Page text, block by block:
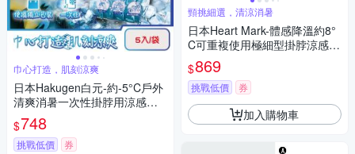
巾心打造，肌刻涼爽
日本Hakugen白元-約-5°C戶外
清爽消暑一次性掛脖用涼感濕
巾5入/藍袋(大尺寸55X30cm冰
涼巾,脖圍冷領巾便攜隨身包,拋
棄式旅遊通勤運動巾)
$748
挑戰低價 券
頸挑細選，清涼消暑
日本Heart Mark-體感降溫約8°
C可重複使用極細型掛脖涼感頸
圈1入/袋(KK物產免手持消暑冰
敷頸環,頸部輕巧舒適,室內戶外
沁涼持久約120分)
$869
挑戰低價 券
加入購物車